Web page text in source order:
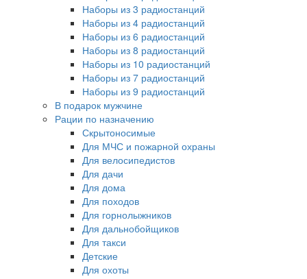
Наборы из 3 радиостанций
Наборы из 4 радиостанций
Наборы из 6 радиостанций
Наборы из 8 радиостанций
Наборы из 10 радиостанций
Наборы из 7 радиостанций
Наборы из 9 радиостанций
В подарок мужчине
Рации по назначению
Скрытоносимые
Для МЧС и пожарной охраны
Для велосипедистов
Для дачи
Для дома
Для походов
Для горнолыжников
Для дальнобойщиков
Для такси
Детские
Для охоты